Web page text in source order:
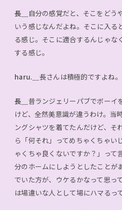
長＿
自分の感覚だと、そこをどう
いう感じなんだよね。そこに入る
る感じ。そこに適合するんじゃな
する感じ。
haru.＿ 長さんは積極的ですよね。
長＿ 昔ランジェリーパブでボーイ
けど、全然美意識が違うわけ。当
ングシャツを着てたんだけど、そ
ら「何それ」ってめちゃくちゃい
ゃくちゃ良くないですか？」って
分のホームにしようとしたことが
でいた方が、ウケるかなって思っ
は場違いな人として場にハマるっ